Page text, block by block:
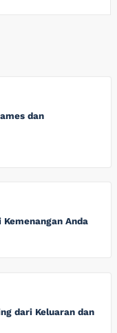
dan
Anda
dari Keluaran dan